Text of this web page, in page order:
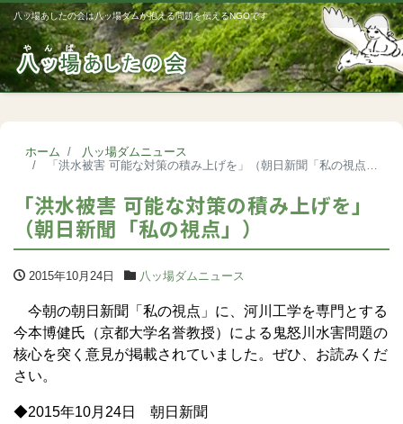
八ッ場あしたの会は八ッ場ダムが抱える問題を伝えるNGOです
ホーム
八ッ場ダムニュース
「洪水被害 可能な対策の積み上げを」（朝日新聞「私の視点」）
「洪水被害 可能な対策の積み上げを」
（朝日新聞「私の視点」）
2015年10月24日 八ッ場ダムニュース
今朝の朝日新聞「私の視点」に、河川工学を専門とする
今本博健氏（京都大学名誉教授）による鬼怒川水害問題の
核心を突く意見が掲載されていました。ぜひ、お読みくだ
さい。
◆2015年10月24日 朝日新聞